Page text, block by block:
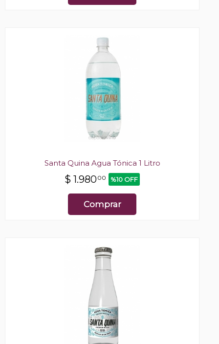
Santa Quina Agua Tónica 1 Litro
$ 1.98000 %10 OFF
Comprar